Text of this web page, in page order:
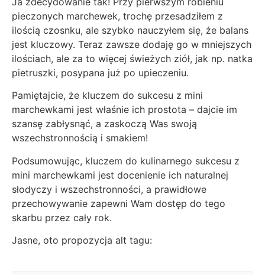
pieczonych marchewek, trochę przesadziłem z
ilością czosnku, ale szybko nauczyłem się, że balans
jest kluczowy. Teraz zawsze dodaję go w mniejszych
ilościach, ale za to więcej świeżych ziół, jak np. natka
pietruszki, posypana już po upieczeniu.
Pamiętajcie, że kluczem do sukcesu z mini
marchewkami jest właśnie ich prostota – dajcie im
szansę zabłysnąć, a zaskoczą Was swoją
wszechstronnością i smakiem!
Podsumowując, kluczem do kulinarnego sukcesu z
mini marchewkami jest docenienie ich naturalnej
słodyczy i wszechstronności, a prawidłowe
przechowywanie zapewni Wam dostęp do tego
skarbu przez cały rok.
Jasne, oto propozycja alt tagu: